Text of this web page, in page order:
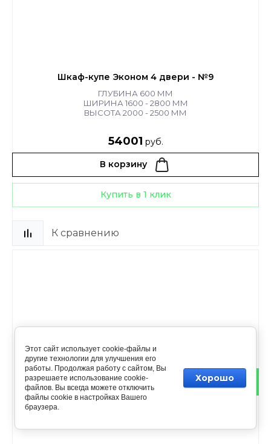
Шкаф-купе Эконом 4 двери - №9
ГЛУБИНА 600 ММ
ШИРИНА 1600 - 2800 ММ
ВЫСОТА 2000 - 2500 ММ
54001 руб.
В корзину
Купить в 1 клик
К сравнению
Этот сайт использует cookie-файлы и
другие технологии для улучшения его
работы. Продолжая работу с сайтом, Вы
разрешаете использование cookie-
файлов. Вы всегда можете отключить
файлы cookie в настройках Вашего
браузера.
Хорошо